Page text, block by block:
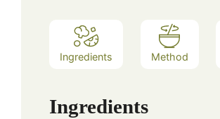
Ingredients Method
Ingredients